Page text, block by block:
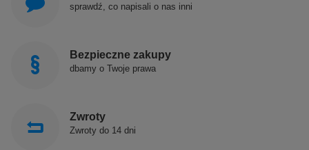
sprawdź, co napisali o nas inni
Bezpieczne zakupy
dbamy o Twoje prawa
Zwroty
Zwroty do 14 dni